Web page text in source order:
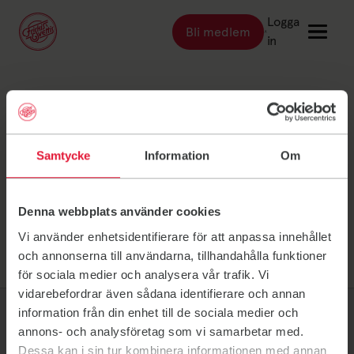
Samtycke Information Om
Denna webbplats använder cookies
Vi använder enhetsidentifierare för att anpassa innehållet
och annonserna till användarna, tillhandahålla funktioner
för sociala medier och analysera vår trafik. Vi
vidarebefordrar även sådana identifierare och annan
information från din enhet till de sociala medier och
annons- och analysföretag som vi samarbetar med.
Dessa kan i sin tur kombinera informationen med annan
Länk till: Bli medlem
Bli medlem
Logga
in
Länk till: Träna
Träna
Länk till: Träningsställen
Träningsställen
Länk till: Priser
Priser
Länk till: Inspiration
Inspiration
Länk till: Schema
Logga in
Fuengirola Kontakt